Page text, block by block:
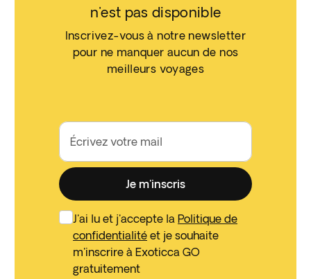
n'est pas disponible
Inscrivez-vous à notre newsletter
pour ne manquer aucun de nos
meilleurs voyages
Écrivez votre mail
Je m'inscris
J'ai lu et j'accepte la Politique de
confidentialité et je souhaite
m'inscrire à Exoticca GO
gratuitement